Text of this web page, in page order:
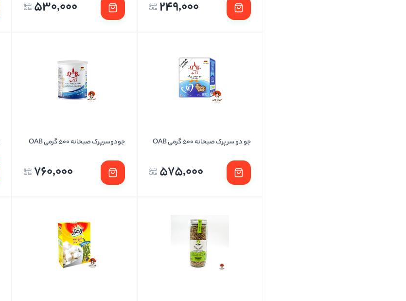
249,000
530,000
جو دو سر پرک صبحانه 500 گرمی OAB
575,000
جودوسرپرک صبحانه 500 گرمی OAB
760,000